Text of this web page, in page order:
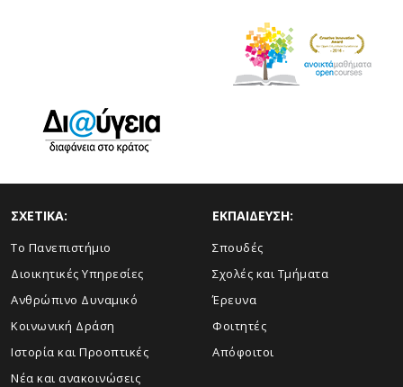
ΣΧΕΤΙΚΑ:
Το Πανεπιστήμιο
Διοικητικές Υπηρεσίες
Ανθρώπινο Δυναμικό
Κοινωνική Δράση
Ιστορία και Προοπτικές
Νέα και ανακοινώσεις
ΕΚΠΑΙΔΕΥΣΗ:
Σπουδές
Σχολές και Τμήματα
Έρευνα
Φοιτητές
Απόφοιτοι